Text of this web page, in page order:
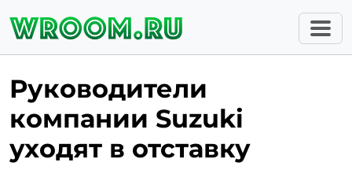
Руководители
компании Suzuki
уходят в отставку